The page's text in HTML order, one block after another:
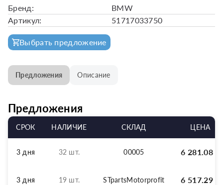
Бренд:
BMW
Артикул:
51717033750
Выбрать предложение
Предложения Описание
Предложения
СРОК НАЛИЧИЕ СКЛАД ЦЕНА
3 дня 32 шт. 00005 6 281.08р
3 дня 19 шт. STpartsMotorprofit 6 517.29р